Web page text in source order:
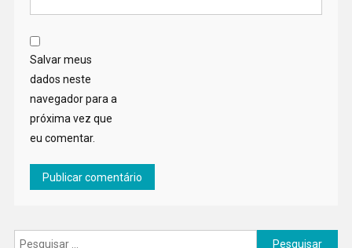
Salvar meus
dados neste
navegador para a
próxima vez que
eu comentar.
Pesquisar